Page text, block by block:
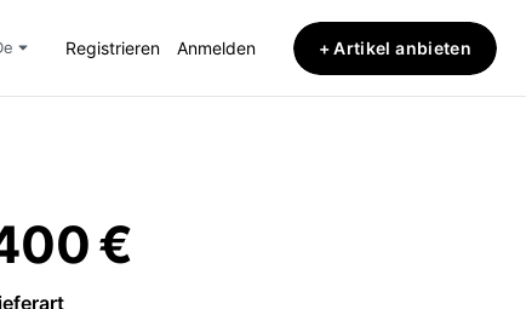
de Registrieren Anmelden + Artikel anbieten
€